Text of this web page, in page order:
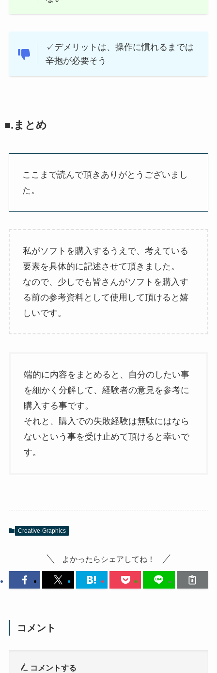
✓デメリットは、操作に慣れるまでは
辛抱が必要そう
■.まとめ
ここまで読んで頂きありがとうございまし
た。
私がソフトを購入するうえで、考えている
要素を具体的に記述させて頂きました。
なので、少しでも皆さんがソフトを購入す
る前の参考資料として使用して頂けると嬉
しいです。
端的に内容をまとめると、自分のしたい事
を細かく分解して、経験者の意見を参考に
購入する事です。
それと、購入での失敗経験は無駄にはなら
ないという事を受け止めて頂けると幸いで
す。
Creative-Graphics
よかったらシェアしてね！
コメント
コメントする